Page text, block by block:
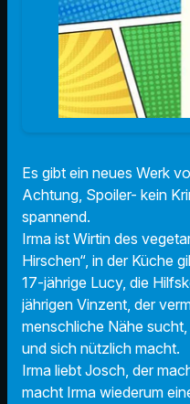
Es gibt ein neues Werk
Achtung, Spoiler- kein
spannend.
Irma ist Wirtin des
Hirschen“, in der Küche
17-jährige Lucy, die
jährigen Vinzent, der
menschliche Nähe
und sich nützlich macht.
Irma liebt Josch, der
macht Irma wiederum